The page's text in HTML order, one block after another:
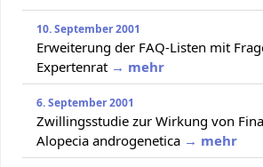
10. September 2001
Erweiterung der FAQ-Listen mit
Expertenrat → mehr
6. September 2001
Zwillingsstudie zur Wirkung von
Alopecia androgenetica → mehr